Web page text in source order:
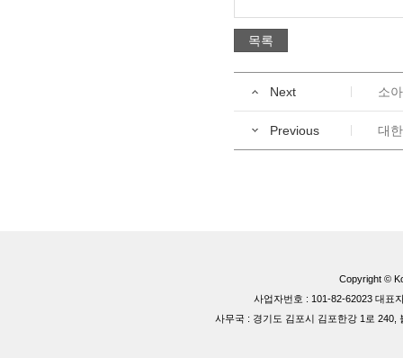
목록
Next 소
Previous 대
Copyright ©
사업자번호 : 101-82-62023 대표
사무국 : 경기도 김포시 김포한강 1로